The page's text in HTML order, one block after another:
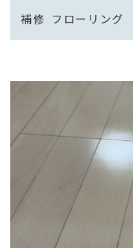
補修 フローリング